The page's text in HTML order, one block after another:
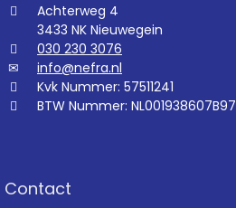
Achterweg 4
3433 NK Nieuwegein
030 230 3076
info@nefra.nl
Kvk Nummer: 57511241
BTW Nummer: NL001938607B97
Contact